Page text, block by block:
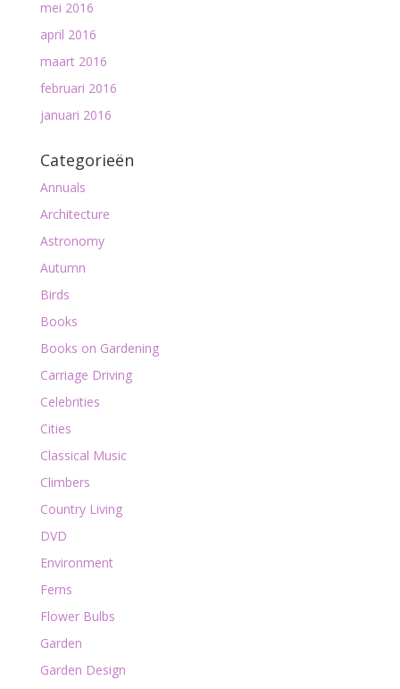
mei 2016
april 2016
maart 2016
februari 2016
januari 2016
Categorieën
Annuals
Architecture
Astronomy
Autumn
Birds
Books
Books on Gardening
Carriage Driving
Celebrities
Cities
Classical Music
Climbers
Country Living
DVD
Environment
Ferns
Flower Bulbs
Garden
Garden Design